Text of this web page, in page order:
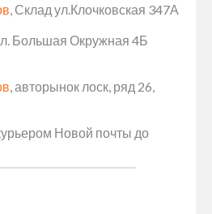
, Склад ул.Клочковская 347А
Большая Окружная 4Б
, авторынок лоск, ряд 26,
Новой почты до